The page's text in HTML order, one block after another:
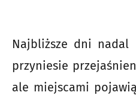
Najbliższe dni nadal
przyniesie
ale miejscami